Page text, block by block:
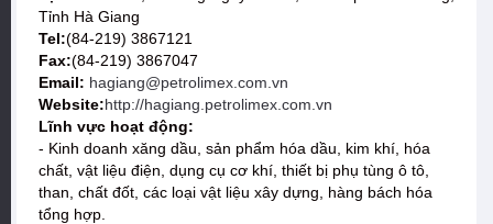
Tỉnh Hà Giang
Tel:(84-219) 3867121
Fax:(84-219) 3867047
Email: hagiang@petrolimex.com.vn
Website:http://hagiang.petrolimex.com.vn
Lĩnh vực hoạt động:
- Kinh doanh xăng dầu, sản phẩm hóa dầu, kim khí, hóa
chất, vật liệu điện, dụng cụ cơ khí, thiết bị phụ tùng ô tô,
than, chất đốt, các loại vật liệu xây dựng, hàng bách hóa
tổng hợp.